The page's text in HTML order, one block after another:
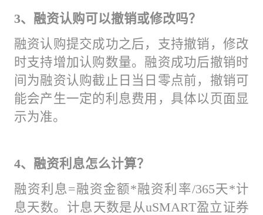
3、融资认购可以撤销或修改吗？
融资认购提交成功之后，支持撤销，修改
时支持增加认购数量。融资成功后撤销时
间为融资认购截止日当日零点前，撤销可
能会产生一定的利息费用，具体以页面显
示为准。
4、融资利息怎么计算？
融资利息=融资金额*融资利率/365天*计
息天数。计息天数是从uSMART盈立证券